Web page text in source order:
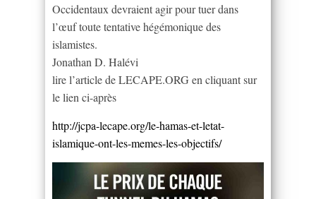
Occidentaux devraient agir pour tuer dans
l’œuf toute tentative hégémonique des
islamistes.
Jonathan D. Halévi
lire l’article de LECAPE.ORG en cliquant sur
le lien ci-après
http://jcpa-lecape.org/le-hamas-et-letat-
islamique-ont-les-memes-les-objectifs/